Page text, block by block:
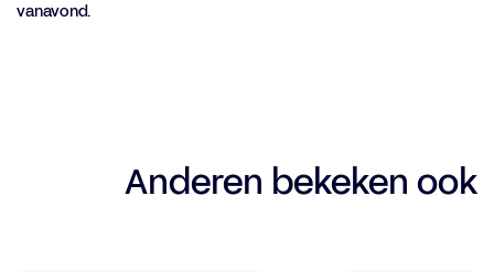
vanavond.
Anderen bekeken ook